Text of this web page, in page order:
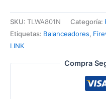
SKU: TLWA801N Categoría:
Etiquetas: Balanceadores,
LINK
Compra